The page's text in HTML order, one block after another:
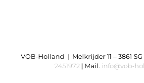
VOB-Holland | Melkrijder 11 – 3861
2451972| Mail. info@vob-